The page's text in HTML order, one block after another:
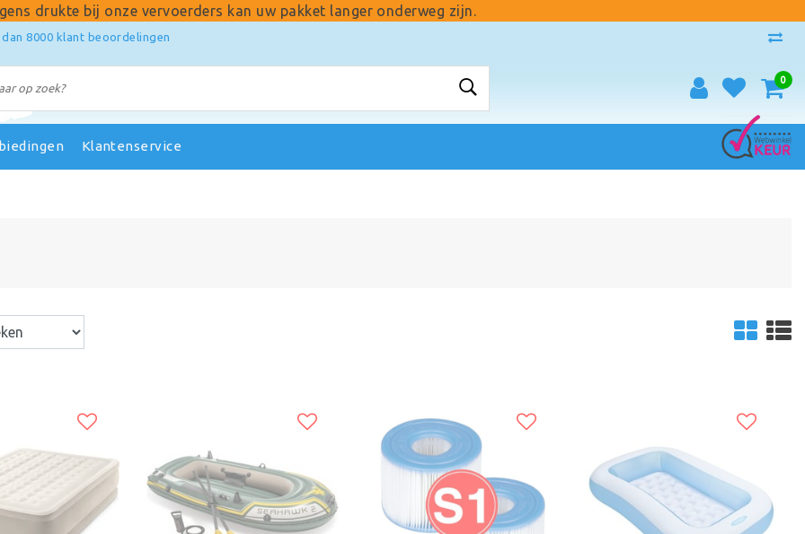
drukte bij onze vervoerders kan uw pakket langer onderweg zijn.
dan 8000 klant beoordelingen
0
Klantenservice